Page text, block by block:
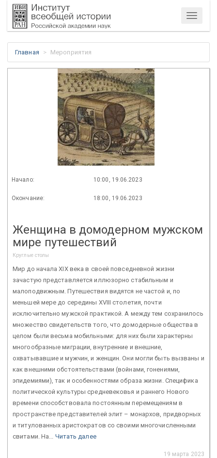
Меню
Главная Мероприятия
Начало: 10:00, 19.06.2023
Окончание: 18:00, 19.06.2023
Женщина в домодерном мужском
мире путешествий
Круглые столы
Мир до начала XIX века в своей повседневной жизни
зачастую представляется иллюзорно стабильным и
малоподвижным. Путешествия видятся не частой и, по
меньшей мере до середины XVIII столетия, почти
исключительно мужской практикой. А между тем сохранилось
множество свидетельств того, что домодерные общества в
целом были весьма мобильными: для них были характерны
многообразные миграции, внутренние и внешние,
охватывавшие и мужчин, и женщин. Они могли быть вызваны и
как внешними обстоятельствами (войнами, гонениями,
эпидемиями), так и особенностями образа жизни. Специфика
политической культуры средневековья и раннего Нового
времени способствовала постоянным перемещениям в
пространстве представителей элит – монархов, придворных
и титулованных аристократов со своими многочисленными
свитами. На... Читать далее
19 марта 2023